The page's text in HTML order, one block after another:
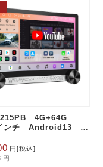
4G+64G
ンチ Android13 フ
円
円 [税込]